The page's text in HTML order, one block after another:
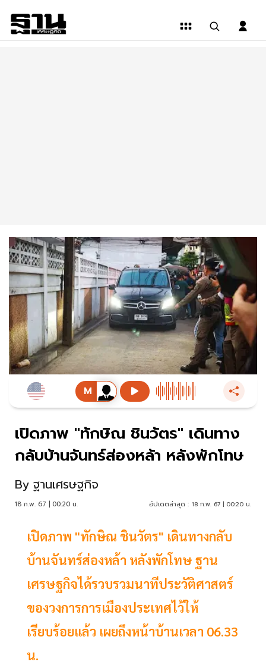
เปิดภาพ "ทักษิณ ชินวัตร" เดินทาง
กลับบ้านจันทร์ส่องหล้า หลังพักโทษ
By ฐานเศรษฐกิจ
18 ก.พ. 67 | 00:20 น. อัปเดตล่าสุด : 18 ก.พ. 67 | 00:20 น.
เปิดภาพ "ทักษิณ ชินวัตร" เดินทางกลับ
บ้านจันทร์ส่องหล้า หลังพักโทษ ฐาน
เศรษฐกิจได้รวบรวมนาทีประวัติศาสตร์
ของวงการการเมืองประเทศไว้ให้
เรียบร้อยแล้ว เผยถึงหน้าบ้านเวลา 06.33
น.